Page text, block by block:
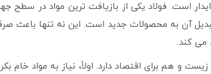
است. فولاد یکی از بازیافت ترین مواد در سطح
آن به محصولات جدید است. این نه تنها باعث
می کند.
زیست و هم برای اقتصاد دارد. اولاً، نیاز به مواد